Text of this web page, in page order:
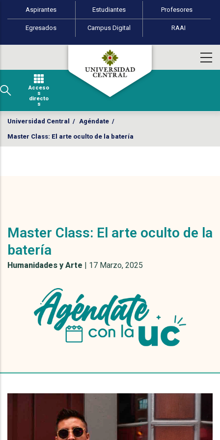
Pasar al contenido principal
Perfiles de usuario
Aspirantes Estudiantes Profesores
Egresados Campus Digital RAAI
Acceso
s
directo
s
Universidad Central / Agéndate /
Master Class: El arte oculto de la batería
Master Class: El arte oculto de la
batería
Humanidades y Arte | 17 Marzo, 2025